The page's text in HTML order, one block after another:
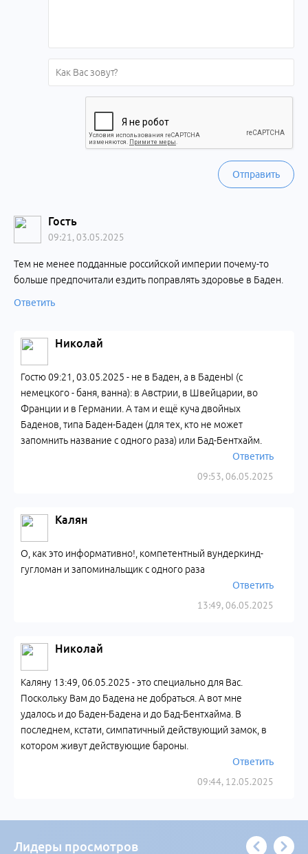
Отправить
Гость
09:21, 03.05.2025
Тем не менее подданные российской империи почему-то
больше предпочитали ездить поправлять здоровье в Баден.
Ответить
Николай
09:53, 06.05.2025
Гостю 09:21, 03.05.2025 - не в Баден, а в БаденЫ (с
немецкого - баня, ванна): в Австрии, в Швейцарии, во
Франции и в Германии. А там и ещё куча двойных
Баденов, типа Баден-Баден (для тех, кто не может
запомнить название с одного раза) или Бад-Бентхайм.
Ответить
Калян
13:49, 06.05.2025
О, как это информативно!, компетентный вундеркинд-
гугломан и запоминальщик с одного раза
Ответить
Николай
09:44, 12.05.2025
Каляну 13:49, 06.05.2025 - это специально для Вас.
Поскольку Вам до Бадена не добраться. А вот мне
удалось и до Баден-Бадена и до Бад-Бентхайма. В
последнем, кстати, симпатичный действующий замок, в
котором живут действующие бароны.
Ответить
Лидеры просмотров